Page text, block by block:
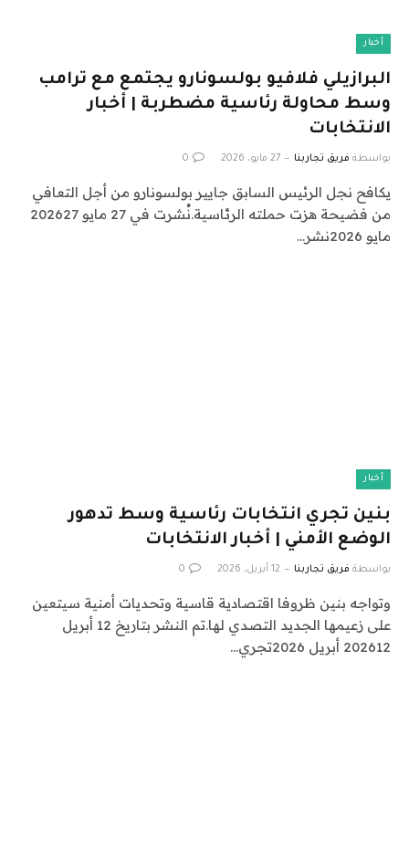
أخبار
البرازيلي فلافيو بولسونارو يجتمع مع ترامب
وسط محاولة رئاسية مضطربة | أخبار
الانتخابات
بواسطة فريق تجاربنا 27 مايو، 2026 0
يكافح نجل الرئيس السابق جايير بولسونارو من أجل التعافي
من فضيحة هزت حملته الرئاسية.نُشرت في 27 مايو 202627
مايو 2026نشر…
أخبار
بنين تجري انتخابات رئاسية وسط تدهور
الوضع الأمني ​​| أخبار الانتخابات
بواسطة فريق تجاربنا 12 أبريل، 2026 0
وتواجه بنين ظروفا اقتصادية قاسية وتحديات أمنية سيتعين
على زعيمها الجديد التصدي لها.تم النشر بتاريخ 12 أبريل
202612 أبريل 2026تجري…